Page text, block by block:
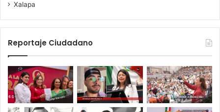
Xalapa
Reportaje Ciudadano